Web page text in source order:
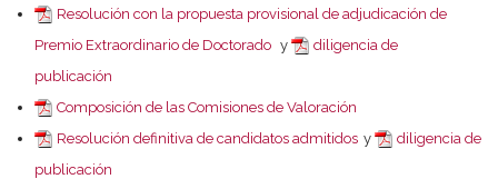
Resolución con la propuesta provisional de adjudicación de
Premio Extraordinario de Doctorado y
diligencia de
publicación
Composición de las Comisiones de Valoración
Resolución definitiva de candidatos admitidos y
diligencia de
publicación